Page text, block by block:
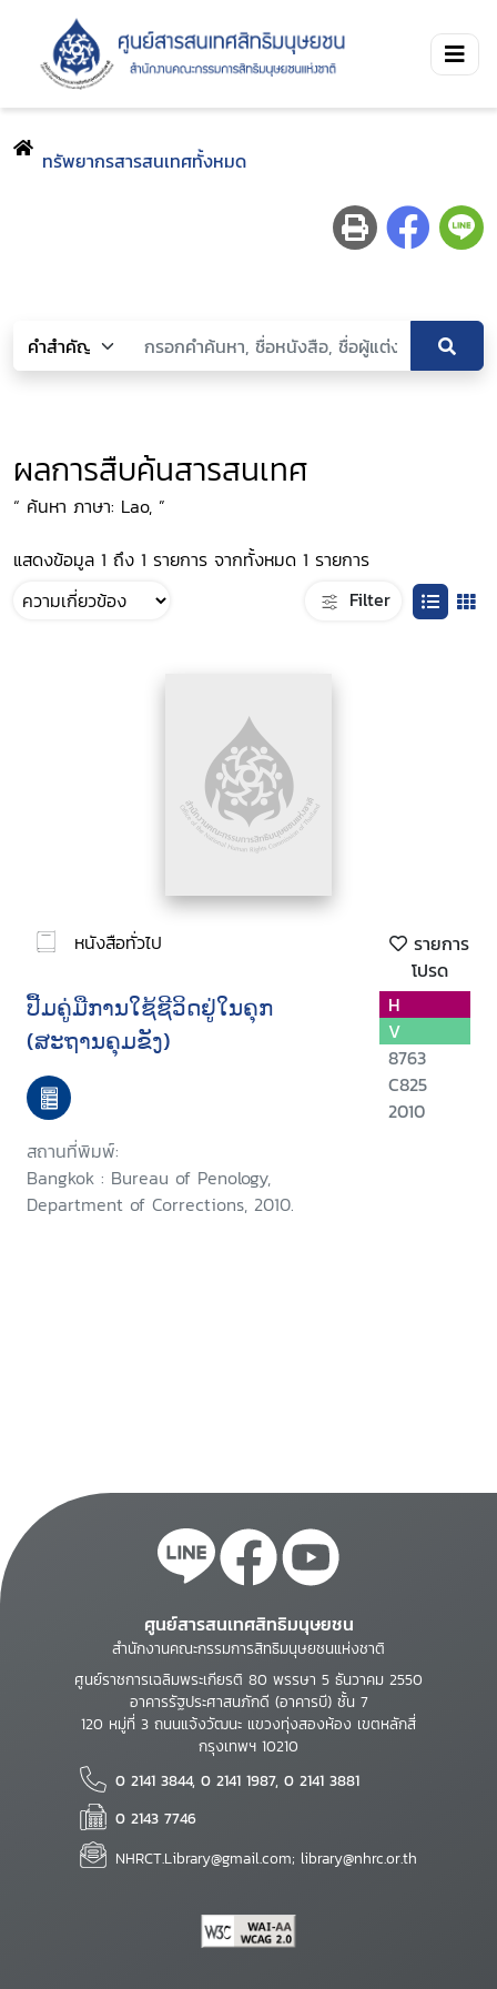
ทรัพยากรสารสนเทศทั้งหมด
ผลการสืบค้นสารสนเทศ
“ ค้นหา ภาษา: Lao, ”
แสดงข้อมูล 1 ถึง 1 รายการ จากทั้งหมด 1 รายการ
Filter
หนังสือทั่วไป
รายการ
โปรด
ປື້ມຄູ່ມືການໃຊ້ຊີວິດຢູ່ໃນຄຸກ
(ສະຖານຄຸມຂັງ)
สถานที่พิมพ์:
Bangkok : Bureau of Penology,
Department of Corrections, 2010.
H
V
8763
C825
2010
ศูนย์สารสนเทศสิทธิมนุษยชน
สำนักงานคณะกรรมการสิทธิมนุษยชนแห่งชาติ
ศูนย์ราชการเฉลิมพระเกียรติ 80 พรรษา 5 ธันวาคม 2550
อาคารรัฐประศาสนภักดี (อาคารบี) ชั้น 7
120 หมู่ที่ 3 ถนนแจ้งวัฒนะ แขวงทุ่งสองห้อง เขตหลักสี่
กรุงเทพฯ 10210
0 2141 3844, 0 2141 1987, 0 2141 3881
0 2143 7746
NHRCT.Library@gmail.com; library@nhrc.or.th